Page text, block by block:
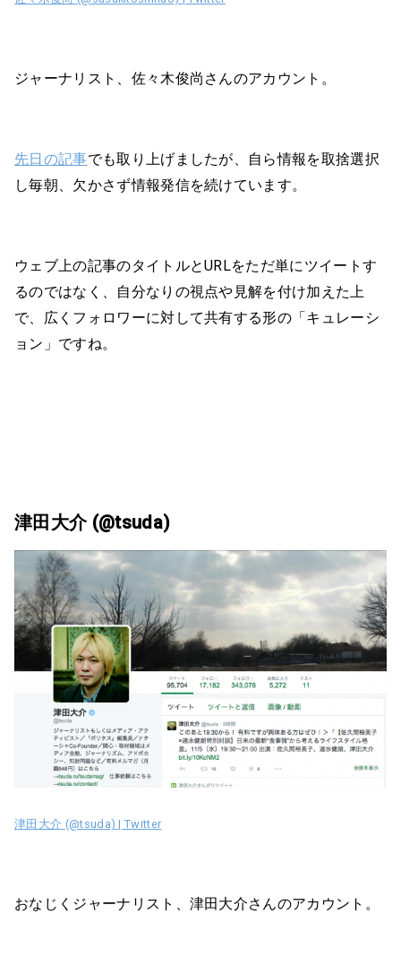
ジャーナリスト、佐々木俊尚さんのアカウント。
先日の記事でも取り上げましたが、自ら情報を取捨選択
し毎朝、欠かさず情報発信を続けています。
ウェブ上の記事のタイトルとURLをただ単にツイートす
るのではなく、自分なりの視点や見解を付け加えた上
で、広くフォロワーに対して共有する形の「キュレーシ
ョン」ですね。
津田大介 (@tsuda)
津田大介 (@tsuda) | Twitter
おなじくジャーナリスト、津田大介さんのアカウント。